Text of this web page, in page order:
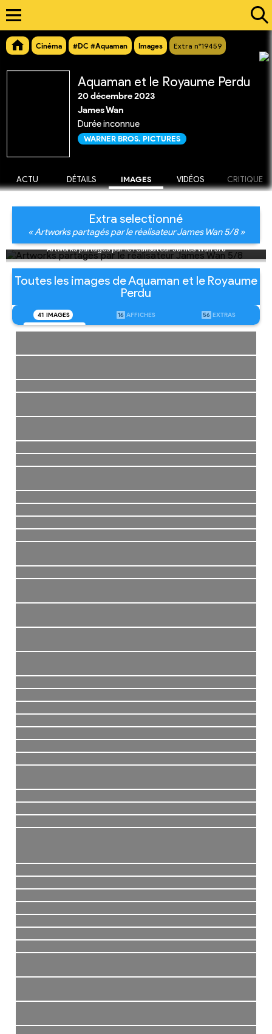
Cinéma #DC #Aquaman Images Extra n°19459
Aquaman et le Royaume Perdu
20 décembre 2023
James Wan
Durée inconnue
WARNER BROS. PICTURES
ACTU DÉTAILS IMAGES VIDÉOS CRITIQUE
Extra selectionné
« Artworks partagés par le réalisateur James Wan 5/8 »
Artworks partagés par le réalisateur James Wan 5/8
Toutes les images de Aquaman et le Royaume
Perdu
41 IMAGES 16 AFFICHES 56 EXTRAS